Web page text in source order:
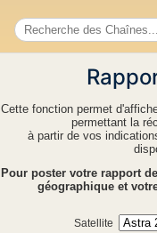
Cette fonction permet
permettant la
à partir de vos
Pour poster votre rapport
géographique et
Satellite